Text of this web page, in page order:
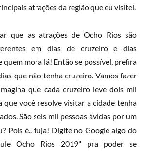
atrações da região que eu visitei.
que as atrações de Ocho Rios são
em dias de cruzeiro e dias
quem mora lá! Então se possível, prefira
que não tenha cruzeiro. Vamos fazer
que cada cruzeiro leve dois mil
que você resolve visitar a cidade tenha
São seis mil pessoas ávidas por um
Pois é.. fuja! Digite no Google algo do
Ocho Rios 2019" pra poder se